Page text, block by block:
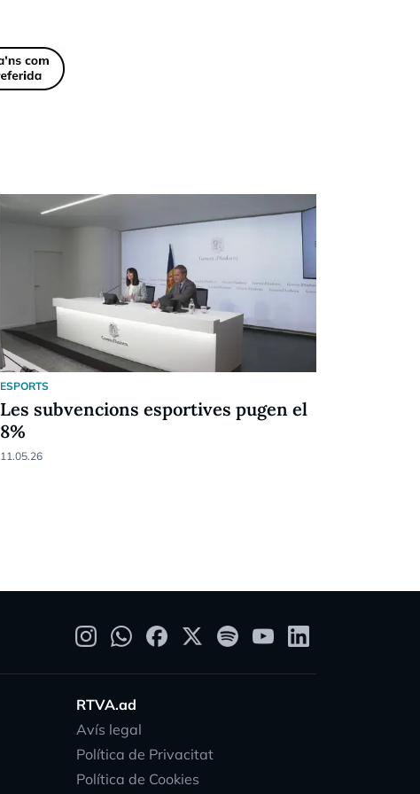
ESPORTS
Les subvencions esportives pugen el
8%
11.05.26
RTVA.ad
Avís legal
Política de Privacitat
Política de Cookies